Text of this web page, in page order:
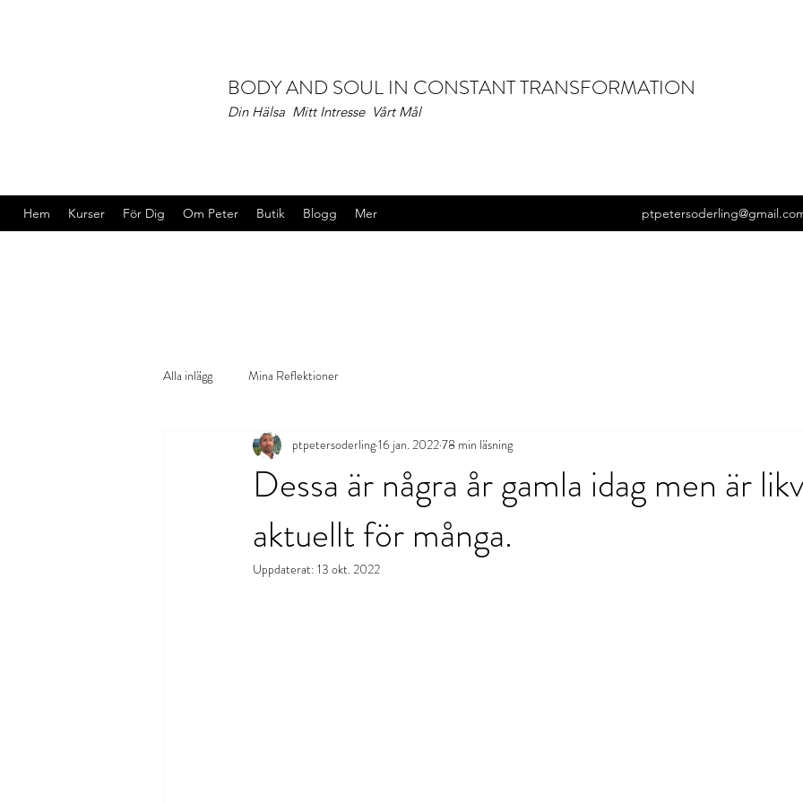
BODY AND SOUL IN CONSTANT TRANSFORMATION
Din Hälsa Mitt Intresse Vårt Mål
Hem Kurser För Dig Om Peter Butik Blogg Mer
Alla inlägg Mina Reflektioner
Dessa är några år gamla idag men är
aktuellt för många.
ptpetersoderling16 jan. 202278 min läsning
Uppdaterat: 13 okt. 2022